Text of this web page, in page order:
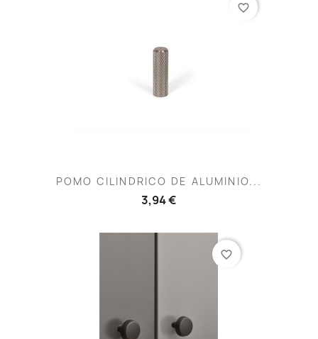
POMO CILINDRICO DE ALUMINIO...
3,94 €
favorite_border
favorite_border